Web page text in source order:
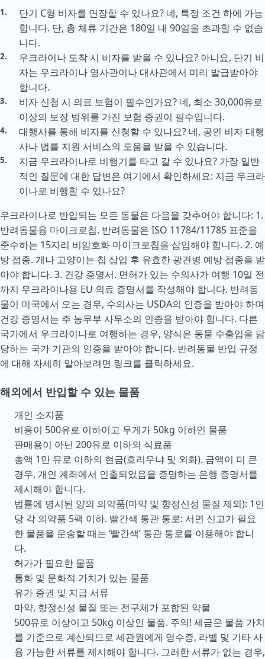
단기 C형 비자를 연장할 수 있나요? 네, 특정 조건 하에 가능
합니다. 단, 총 체류 기간은 180일 내 90일을 초과할 수 없습
니다.
우크라이나 도착 시 비자를 받을 수 있나요? 아니요, 단기 비
자는 우크라이나 영사관이나 대사관에서 미리 발급받아야
합니다.
비자 신청 시 의료 보험이 필수인가요? 네, 최소 30,000유로
이상의 보장 범위를 가진 보험 증권이 필수입니다.
대행사를 통해 비자를 신청할 수 있나요? 네, 공인 비자 대행
사나 법률 지원 서비스의 도움을 받을 수 있습니다.
지금 우크라이나로 비행기를 타고 갈 수 있나요? 가장 일반
적인 질문에 대한 답변은 여기에서 확인하세요: 지금 우크라
이나로 비행할 수 있나요?
우크라이나로 반입되는 모든 동물은 다음을 갖추어야 합니다: 1.
반려동물용 마이크로칩. 반려동물은 ISO 11784/11785 표준을
준수하는 15자리 비암호화 마이크로칩을 삽입해야 합니다. 2. 예
방 접종. 개나 고양이는 칩 삽입 후 유효한 광견병 예방 접종을 받
아야 합니다. 3. 건강 증명서. 면허가 있는 수의사가 여행 10일 전
까지 우크라이나용 EU 의료 증명서를 작성해야 합니다. 반려동
물이 미국에서 오는 경우, 수의사는 USDA의 인증을 받아야 하며
건강 증명서는 주 농무부 사무소의 인증을 받아야 합니다. 다른
국가에서 우크라이나로 여행하는 경우, 양식은 동물 수출입을 담
당하는 국가 기관의 인증을 받아야 합니다. 반려동물 반입 규정
에 대해 자세히 알아보려면 링크를 클릭하세요.
해외에서 반입할 수 있는 물품
개인 소지품
비용이 500유로 이하이고 무게가 50kg 이하인 물품
판매용이 아닌 200유로 이하의 식료품
총액 1만 유로 이하의 현금(흐리우냐 및 외화). 금액이 더 큰
경우, 개인 계좌에서 인출되었음을 증명하는 은행 증명서를
제시해야 합니다.
법률에 명시된 양의 의약품(마약 및 향정신성 물질 제외): 1인
당 각 의약품 5팩 이하. 빨간색 통관 통로: 서면 신고가 필요
한 물품을 운송할 때는 ‘빨간색’ 통관 통로를 이용해야 합니
다.
허가가 필요한 물품
통화 및 문화적 가치가 있는 물품
유가 증권 및 지급 서류
마약, 향정신성 물질 또는 전구체가 포함된 약물
500유로 이상이고 50kg 이상인 물품. 주의! 세금은 물품 가치
를 기준으로 계산되므로 세관원에게 영수증, 라벨 및 기타 사
용 가능한 서류를 제시해야 합니다. 그러한 서류가 없는 경우,